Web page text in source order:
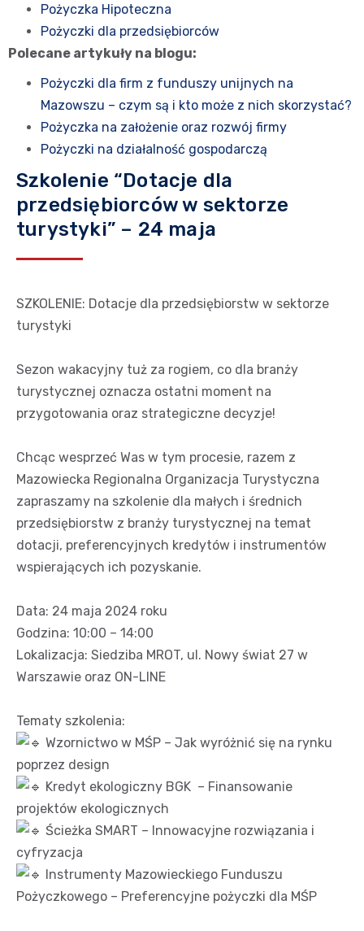
Pożyczka Hipoteczna
Pożyczki dla przedsiębiorców
Polecane artykuły na blogu:
Pożyczki dla firm z funduszy unijnych na
Mazowszu – czym są i kto może z nich skorzystać?
Pożyczka na założenie oraz rozwój firmy
Pożyczki na działalność gospodarczą
Szkolenie “Dotacje dla
przedsiębiorców w sektorze
turystyki” – 24 maja
SZKOLENIE: Dotacje dla przedsiębiorstw w sektorze
turystyki
Sezon wakacyjny tuż za rogiem, co dla branży
turystycznej oznacza ostatni moment na
przygotowania oraz strategiczne decyzje!
Chcąc wesprzeć Was w tym procesie, razem z
Mazowiecka Regionalna Organizacja Turystyczna
zapraszamy na szkolenie dla małych i średnich
przedsiębiorstw z branży turystycznej na temat
dotacji, preferencyjnych kredytów i instrumentów
wspierających ich pozyskanie.
Data: 24 maja 2024 roku
Godzina: 10:00 – 14:00
Lokalizacja: Siedziba MROT, ul. Nowy świat 27 w
Warszawie oraz ON-LINE
Tematy szkolenia:
Wzornictwo w MŚP – Jak wyróżnić się na rynku
poprzez design
Kredyt ekologiczny BGK – Finansowanie
projektów ekologicznych
Ścieżka SMART – Innowacyjne rozwiązania i
cyfryzacja
Instrumenty Mazowieckiego Funduszu
Pożyczkowego – Preferencyjne pożyczki dla MŚP